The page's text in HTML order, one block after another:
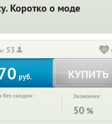
Коротко о моде
53
руб. КУПИТЬ
без скидки: Экономия:
50 %